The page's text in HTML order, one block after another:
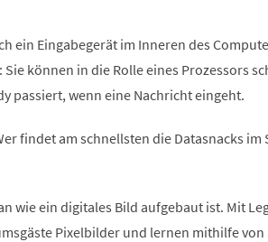
ein Eingabegerät im Inneren des
können in die Rolle eines Prozessors
passiert, wenn eine Nachricht eingeht.
findet am schnellsten die Datasnacks im
wie ein digitales Bild aufgebaut ist. Mit
Pixelbilder und lernen mithilfe